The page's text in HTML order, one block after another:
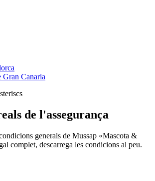
Gran Canaria
de l'assegurança
generals de Mussap «Mascota &
complet, descarrega les condicions al peu.